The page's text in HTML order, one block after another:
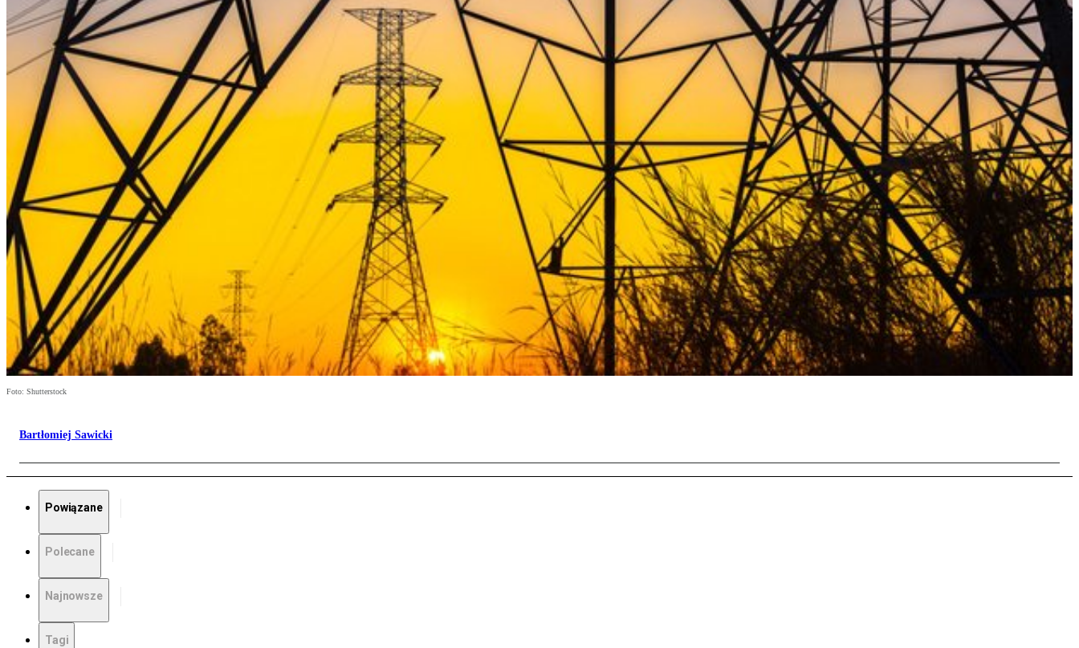
Foto: Shutterstock
Bartłomiej Sawicki
Powiązane
Polecane
Najnowsze
Tagi